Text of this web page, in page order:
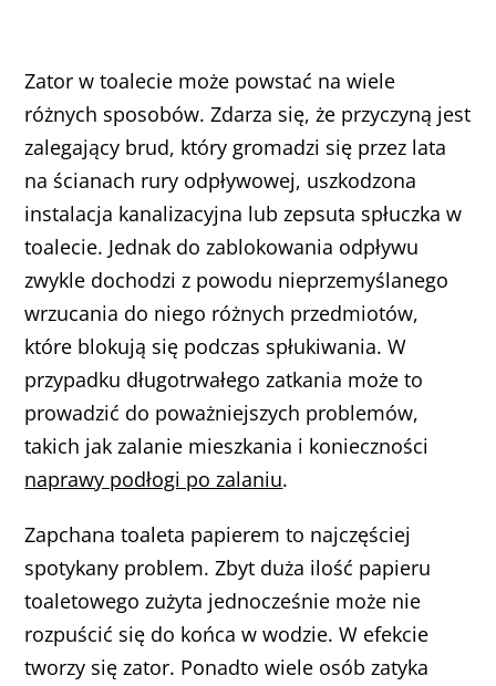
Zator w toalecie może powstać na wiele
różnych sposobów. Zdarza się, że przyczyną jest
zalegający brud, który gromadzi się przez lata
na ścianach rury odpływowej, uszkodzona
instalacja kanalizacyjna lub zepsuta spłuczka w
toalecie. Jednak do zablokowania odpływu
zwykle dochodzi z powodu nieprzemyślanego
wrzucania do niego różnych przedmiotów,
które blokują się podczas spłukiwania. W
przypadku długotrwałego zatkania może to
prowadzić do poważniejszych problemów,
takich jak zalanie mieszkania i konieczności
naprawy podłogi po zalaniu.
Zapchana toaleta papierem to najczęściej
spotykany problem. Zbyt duża ilość papieru
toaletowego zużyta jednocześnie może nie
rozpuścić się do końca w wodzie. W efekcie
tworzy się zator. Ponadto wiele osób zatyka